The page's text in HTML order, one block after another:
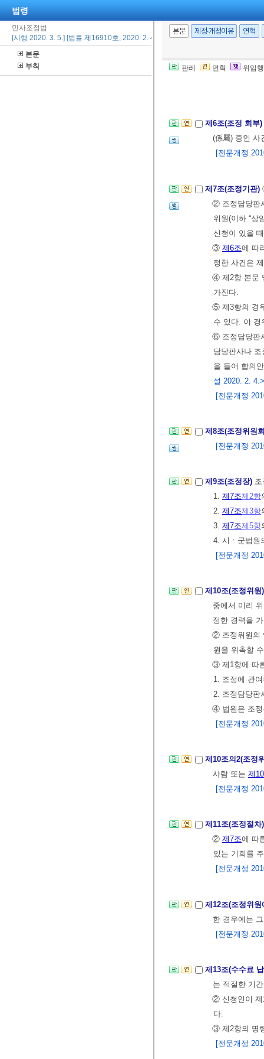
법령
민사조정법
[시행 2020. 3. 5.] [법률 제16910호, 2020. 2. 4., 일부개정]
본문
부칙
본문 제정·개정이유 연혁
판례 연혁 위임
를 각하하여
에 보내야 한
④
제5조의2의
제6조(조정 회부)
(係屬) 중인 사
[전문개정
제7조(조정기관)
② 조정담당판
위원(이하 “상
신청이 있을
③ 제6조에 따
정한 사건은
④ 제2항 본문
가진다.
⑤ 제3항의 경
수 있다. 이 경
⑥ 조정담당판
담당판사나
을 들어 합의
설 2020. 2. 4.>
[전문개정
제8조(조정위원
[전문개정
제9조(조정장)
1. 제7조제2항
2. 제7조제3항
3. 제7조제5항
4. 시ㆍ군법원
[전문개정
제10조(조정위
중에서 미리
정한 경력을
② 조정위원의
원을 위촉할
③ 제1항에 따
1. 조정에 관
2. 조정담당판
④ 법원은 조정
[전문개정
제10조의2(조정
사람 또는 제
[전문개정
제11조(조정절
② 제7조에 따
있는 기회를
[전문개정
제12조(조정위
한 경우에는
[전문개정
제13조(수수료
는 적절한 기
② 신청인이 제
다.
③ 제2항의 명
[전문개정